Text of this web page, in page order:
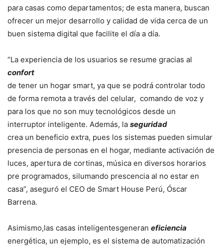
para casas como departamentos; de esta manera, buscan
ofrecer un mejor desarrollo y calidad de vida cerca de un
buen sistema digital que facilite el día a día.
“La experiencia de los usuarios se resume gracias al
confort
de tener un hogar smart, ya que se podrá controlar todo
de forma remota a través del celular, comando de voz y
para los que no son muy tecnológicos desde un
interruptor inteligente. Además, la seguridad
crea un beneficio extra, pues los sistemas pueden simular
presencia de personas en el hogar, mediante activación de
luces, apertura de cortinas, música en diversos horarios
pre programados, silumando prescencia al no estar en
casa”, aseguró el CEO de Smart House Perú, Óscar
Barrena.
Asimismo,las casas inteligentesgeneran eficiencia
energética, un ejemplo, es el sistema de automatización